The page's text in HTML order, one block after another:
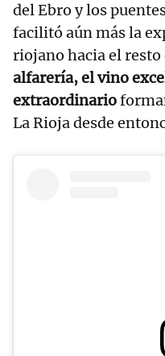
del Ebro y los
facilitó aún más la
riojano hacia el
alfarería, el vino
extraordinario
La Rioja desde